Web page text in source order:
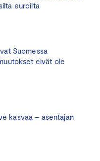
euroilta
Suomessa
eivät ole
kasvaa – asentajan